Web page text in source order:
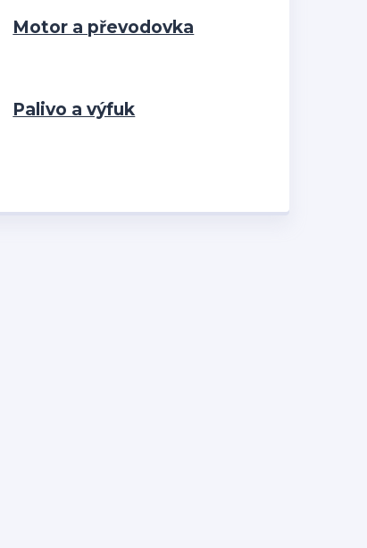
Motor a převodovka
Palivo a výfuk